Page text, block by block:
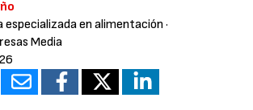
especializada en alimentación ·
Media